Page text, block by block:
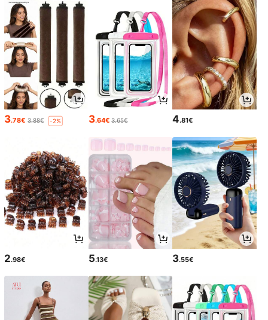
3.78€ 3.88€ -2% 3.64€ 3.65€ 4.81€
2.98€ 5.13€ 3.55€